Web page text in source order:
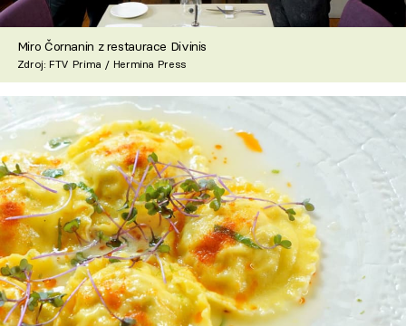
Miro Čornanin z restaurace Divinis
Zdroj: FTV Prima / Hermina Press